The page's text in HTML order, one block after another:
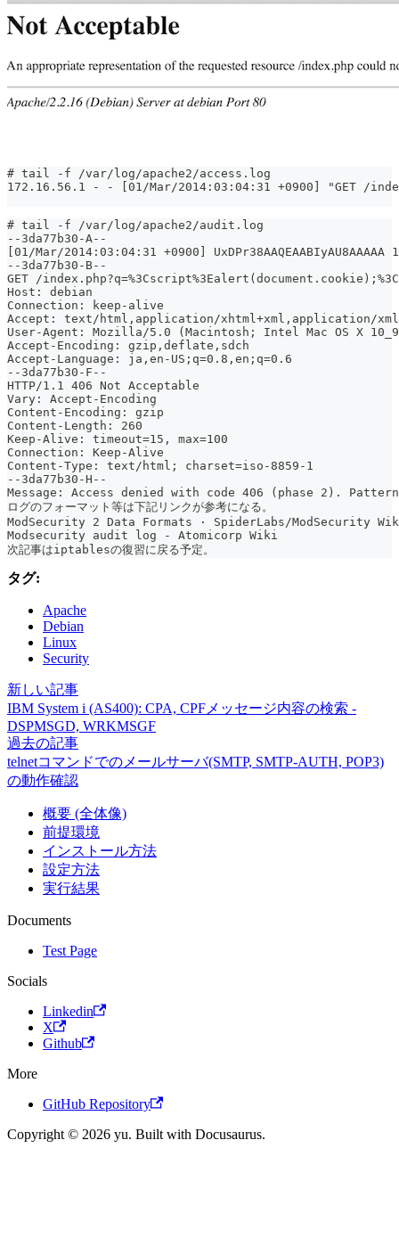
# tail -f /var/log/apache2/access.log
172.16.56.1 - - [01/Mar/2014:03:04:31 +0900] "GET /
# tail -f /var/log/apache2/audit.log
--3da77b30-A--
[01/Mar/2014:03:04:31 +0900]
--3da77b30-B--
GET /
Host: debian
Connection: keep-alive
Accept: text/html,application/xhtml+xml,application/
User-Agent: Mozilla/5.0 (Macintosh; Intel Mac OS X
Accept-Encoding: gzip,deflate,sdch
Accept-Language: ja,en-US;q=0.8,en;q=0.6
--3da77b30-F--
HTTP/1.1 406 Not Acceptable
Vary: Accept-Encoding
Content-Encoding: gzip
Content-Length: 260
Keep-Alive: timeout=15, max=100
Connection: Keep-Alive
Content-Type: text/html; charset=iso-8859-1
--3da77b30-H--
Message: Access denied with code 406 (phase 2).
ログのフォーマット等は下記リンクが参考になる。
ModSecurity 2 Data Formats · SpiderLabs/ModSecurity
Modsecurity audit log - Atomicorp Wiki
次記事はiptablesの復習に戻る予定。
タグ:
Apache
Debian
Linux
Security
新しい記事
IBM System i (AS400): CPA, CPFメッセージ内容の検索 -
DSPMSGD, WRKMSGF
過去の記事
telnetコマンドでのメールサーバ(SMTP, SMTP-AUTH, POP3)
の動作確認
概要 (全体像)
前提環境
インストール方法
設定方法
実行結果
Documents
Test Page
Socials
Linkedin
X
Github
More
GitHub Repository
Copyright © 2026 yu. Built with Docusaurus.